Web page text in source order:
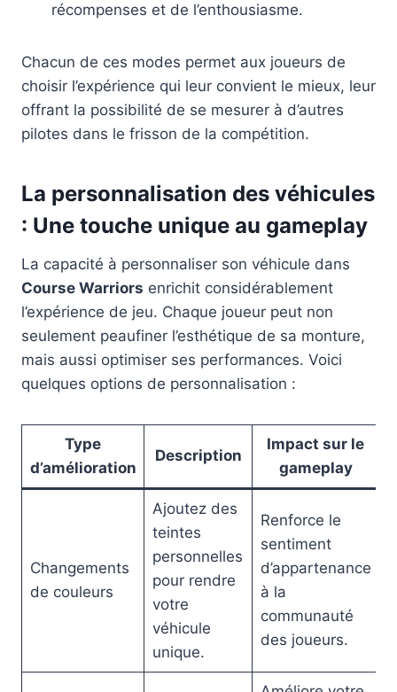
récompenses et de l’enthousiasme.
Chacun de ces modes permet aux joueurs de
choisir l’expérience qui leur convient le mieux, leur
offrant la possibilité de se mesurer à d’autres
pilotes dans le frisson de la compétition.
La personnalisation des véhicules
: Une touche unique au gameplay
La capacité à personnaliser son véhicule dans
Course Warriors enrichit considérablement
l’expérience de jeu. Chaque joueur peut non
seulement peaufiner l’esthétique de sa monture,
mais aussi optimiser ses performances. Voici
quelques options de personnalisation :
Type
d’amélioration
Description
Impact sur le
gameplay
Changements
de couleurs
Ajoutez des
teintes
personnelles
pour rendre
votre
véhicule
unique.
Renforce le
sentiment
d’appartenance
à la
communauté
des joueurs.